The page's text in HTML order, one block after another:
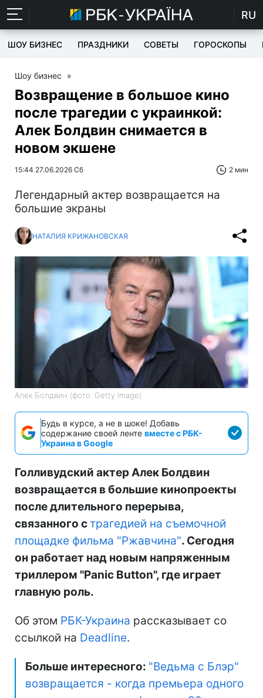
RU
ШОУ БИЗНЕС ПРАЗДНИКИ СОВЕТЫ ГОРОСКОПЫ
Шоу бизнес »
Возвращение в большое кино
после трагедии с украинкой:
Алек Болдвин снимается в
новом экшене
15:44 27.06.2026 Сб 2 мин
Легендарный актер возвращается на
большие экраны
НАТАЛИЯ КРИЖАНОВСКАЯ
Алек Болдвин (фото: Getty Image)
Будь в курсе, а не в шоке! Добавь
содержание своей ленте вместе с РБК-
Украина в Google
Голливудский актер Алек Болдвин
возвращается в большие кинопроекты
после длительного перерыва,
связанного страгедией на съемочной
площадке фильма "Ржавчина". Сегодня
он работает над новым напряженным
триллером "Panic Button", где играет
главную роль.
Об этом РБК-Украина рассказывает со
ссылкой на Deadline.
Больше интересного: "Ведьма с Блэр"
возвращается - когда премьера одного